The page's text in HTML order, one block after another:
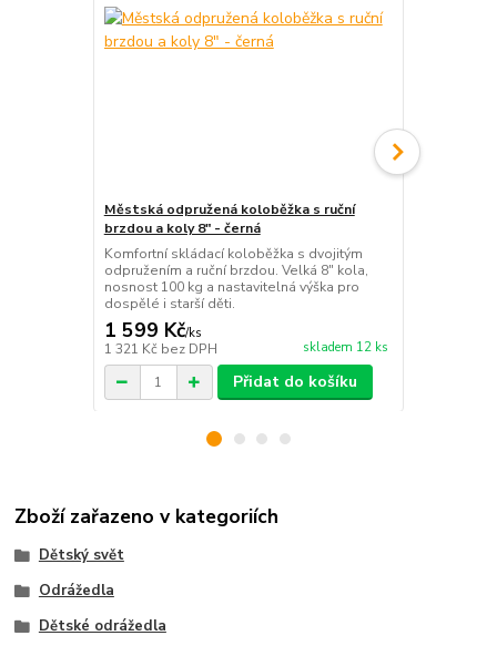
Městská odpružená koloběžka s ruční
brzdou a koly 8" - černá
Komfortní skládací koloběžka s dvojitým
odpružením a ruční brzdou. Velká 8" kola,
nosnost 100 kg a nastavitelná výška pro
dospělé i starší děti.
1 599 Kč/ks
1 321 Kč bez DPH skladem 12 ks
Přidat do košíku
Zboží zařazeno v kategoriích
Dětský svět
Odrážedla
Dětské odrážedla